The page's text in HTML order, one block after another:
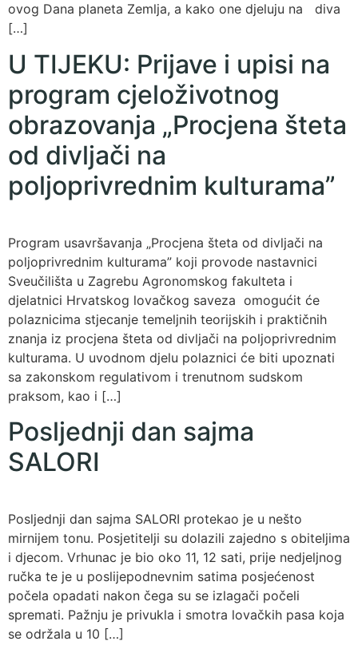
ovog Dana planeta Zemlja, a kako one djeluju na diva
[…]
U TIJEKU: Prijave i upisi na
program cjeloživotnog
obrazovanja „Procjena šteta
od divljači na
poljoprivrednim kulturama”
Program usavršavanja „Procjena šteta od divljači na
poljoprivrednim kulturama” koji provode nastavnici
Sveučilišta u Zagrebu Agronomskog fakulteta i
djelatnici Hrvatskog lovačkog saveza omogućit će
polaznicima stjecanje temeljnih teorijskih i praktičnih
znanja iz procjena šteta od divljači na poljoprivrednim
kulturama. U uvodnom djelu polaznici će biti upoznati
sa zakonskom regulativom i trenutnom sudskom
praksom, kao i […]
Posljednji dan sajma
SALORI
Posljednji dan sajma SALORI protekao je u nešto
mirnijem tonu. Posjetitelji su dolazili zajedno s obiteljima
i djecom. Vrhunac je bio oko 11, 12 sati, prije nedjeljnog
ručka te je u poslijepodnevnim satima posjećenost
počela opadati nakon čega su se izlagači počeli
spremati. Pažnju je privukla i smotra lovačkih pasa koja
se održala u 10 […]